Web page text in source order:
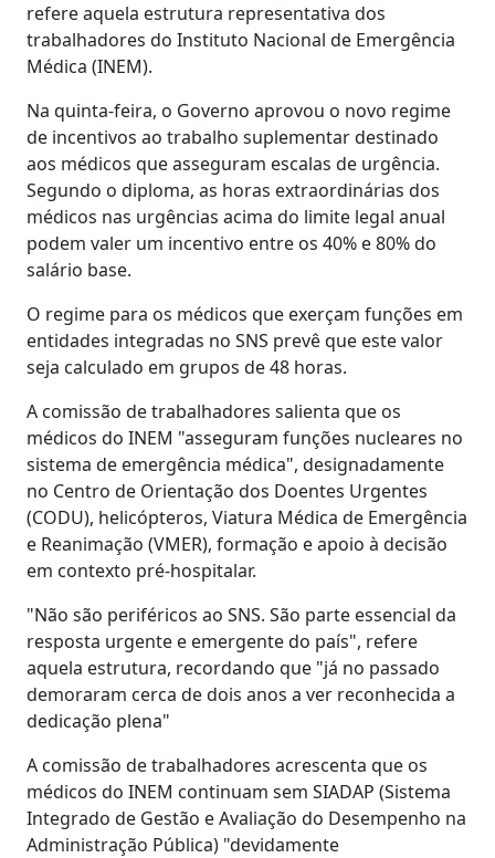
refere aquela estrutura representativa dos
trabalhadores do Instituto Nacional de Emergência
Médica (INEM).
Na quinta-feira, o Governo aprovou o novo regime
de incentivos ao trabalho suplementar destinado
aos médicos que asseguram escalas de urgência.
Segundo o diploma, as horas extraordinárias dos
médicos nas urgências acima do limite legal anual
podem valer um incentivo entre os 40% e 80% do
salário base.
O regime para os médicos que exerçam funções em
entidades integradas no SNS prevê que este valor
seja calculado em grupos de 48 horas.
A comissão de trabalhadores salienta que os
médicos do INEM "asseguram funções nucleares no
sistema de emergência médica", designadamente
no Centro de Orientação dos Doentes Urgentes
(CODU), helicópteros, Viatura Médica de Emergência
e Reanimação (VMER), formação e apoio à decisão
em contexto pré-hospitalar.
"Não são periféricos ao SNS. São parte essencial da
resposta urgente e emergente do país", refere
aquela estrutura, recordando que "já no passado
demoraram cerca de dois anos a ver reconhecida a
dedicação plena"
A comissão de trabalhadores acrescenta que os
médicos do INEM continuam sem SIADAP (Sistema
Integrado de Gestão e Avaliação do Desempenho na
Administração Pública) "devidamente